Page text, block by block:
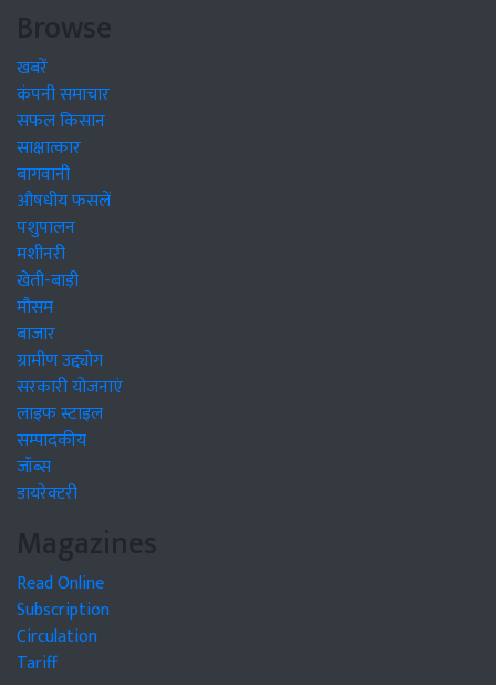
Browse
खबरें
कंपनी समाचार
सफल किसान
साक्षात्कार
बागवानी
औषधीय फसलें
पशुपालन
मशीनरी
खेती-बाड़ी
मौसम
बाजार
ग्रामीण उद्द्योग
सरकारी योजनाएं
लाइफ स्टाइल
सम्पादकीय
जॉब्स
डायरेक्टरी
Magazines
Read Online
Subscription
Circulation
Tariff